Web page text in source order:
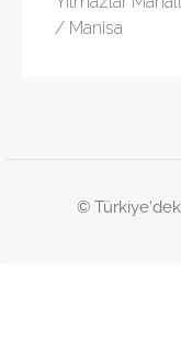
/ Manisa
©